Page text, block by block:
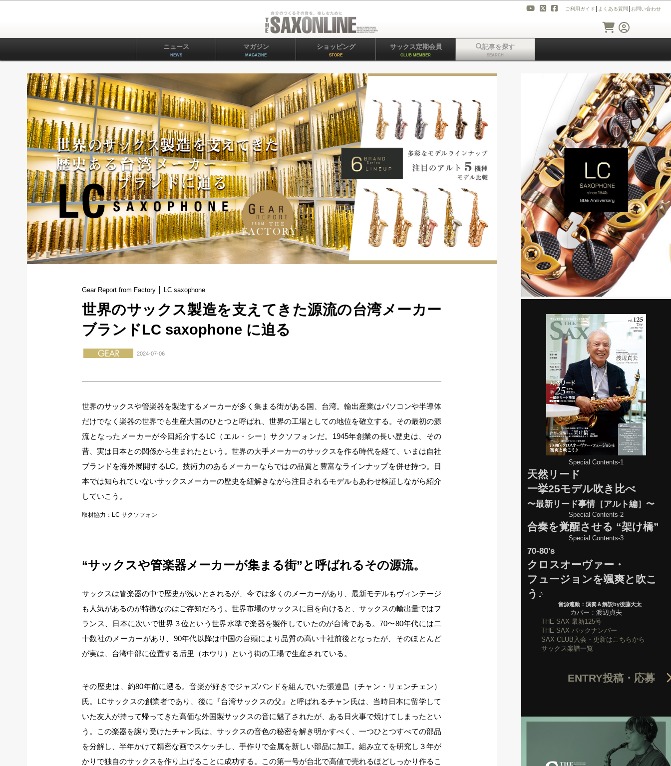
ご利用ガイド よくある質問 お問い合わせ
ニュース
NEWS
マガジン
MAGAZINE
ショッピング
STORE
サックス定期会員
CLUB MEMBER
記事を探す
SEARCH
Gear Report from Factory │ LC saxophone
世界のサックス製造を支えてきた源流の台湾メーカー
ブランドLC saxophone に迫る
2024-07-06
世界のサックスや管楽器を製造するメーカーが多く集まる街がある国、台湾。輸出産業はパソコンや半導体
だけでなく楽器の世界でも生産大国のひとつと呼ばれ、世界の工場としての地位を確立する。その最初の源
流となったメーカーが今回紹介するLC（エル・シー）サクソフォンだ。1945年創業の長い歴史は、その
昔、実は日本との関係から生まれたという。世界の大手メーカーのサックスを作る時代を経て、いまは自社
ブランドを海外展開するLC。技術力のあるメーカーならではの品質と豊富なラインナップを併せ持つ。日
本では知られていないサックスメーカーの歴史を紐解きながら注目されるモデルもあわせ検証しながら紹介
していこう。
取材協力：LC サクソフォン
“サックスや管楽器メーカーが集まる街”と呼ばれるその源流。
サックスは管楽器の中で歴史が浅いとされるが、今では多くのメーカーがあり、最新モデルもヴィンテージ
も人気があるのが特徴なのはご存知だろう。世界市場のサックスに目を向けると、サックスの輸出量ではフ
ランス、日本に次いで世界３位という世界水準で楽器を製作していたのが台湾である。70〜80年代には二
十数社のメーカーがあり、90年代以降は中国の台頭により品質の高い十社前後となったが、そのほとんど
が実は、台湾中部に位置する后里（ホウリ）という街の工場で生産されている。
その歴史は、約80年前に遡る。音楽が好きでジャズバンドを組んでいた張連昌（チャン・リェンチェン）
氏。LCサックスの創業者であり、後に『台湾サックスの父』と呼ばれるチャン氏は、当時日本に留学して
いた友人が持って帰ってきた高価な外国製サックスの音に魅了されたが、ある日火事で焼けてしまったとい
う。この楽器を譲り受けたチャン氏は、サックスの音色の秘密を解き明かすべく、一つひとつすべての部品
を分解し、半年かけて精密な画でスケッチし、手作りで金属を新しい部品に加工。組み立てを研究し３年が
かりで独自のサックスを作り上げることに成功する。この第一号が台北で高値で売れるほどしっかり作るこ
Special Contents-1
天然リード
一挙25モデル吹き比べ
〜最新リード事情［アルト編］〜
Special Contents-2
合奏を覚醒させる “架け橋”
Special Contents-3
70-80’s
クロスオーヴァー・
フュージョンを颯爽と吹こ
う♪
音源連動：演奏＆解説by後藤天太
カバー：渡辺貞夫
THE SAX 最新125号
THE SAX バックナンバー
SAX CLUB入会・更新はこちらから
サックス楽譜一覧
ENTRY投稿・応募